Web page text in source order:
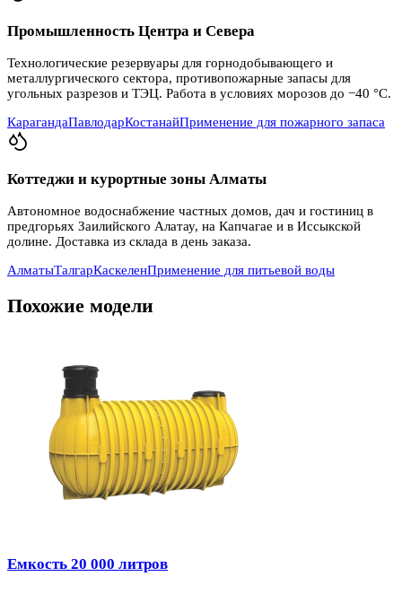
Промышленность Центра и Севера
Технологические резервуары для горнодобывающего и
металлургического сектора, противопожарные запасы для
угольных разрезов и ТЭЦ. Работа в условиях морозов до −40 °C.
КарагандаПавлодарКостанайПрименение для пожарного запаса
Коттеджи и курортные зоны Алматы
Автономное водоснабжение частных домов, дач и гостиниц в
предгорьях Заилийского Алатау, на Капчагае и в Иссыкской
долине. Доставка из склада в день заказа.
АлматыТалгарКаскеленПрименение для питьевой воды
Похожие модели
Емкость 20 000 литров